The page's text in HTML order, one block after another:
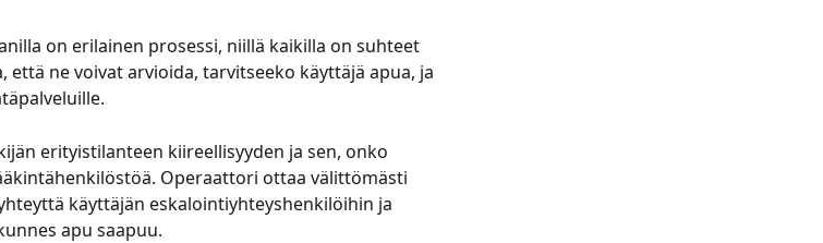
on erilainen prosessi, niillä kaikilla on suhteet
ne voivat arvioida, tarvitseeko käyttäjä apua, ja
erityistilanteen kiireellisyyden ja sen, onko
Operaattori ottaa välittömästi
käyttäjän eskalointiyhteyshenkilöihin ja
apu saapuu.